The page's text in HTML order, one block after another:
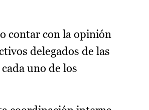
contar con la opinión
delegados de las
uno de los